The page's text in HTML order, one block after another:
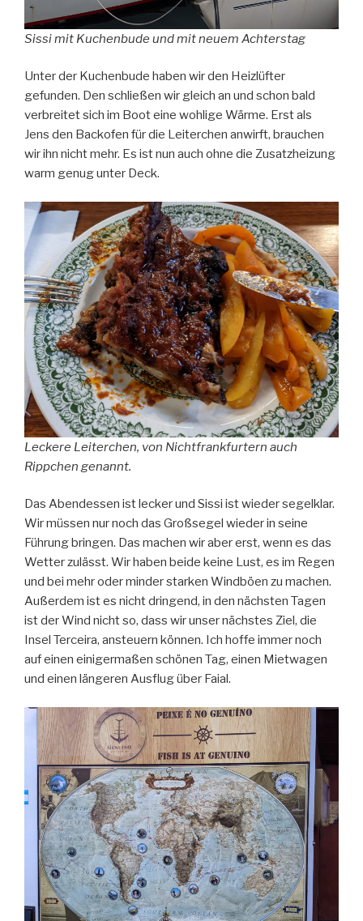
Sissi mit Kuchenbude und mit neuem Achterstag
Unter der Kuchenbude haben wir den Heizlüfter
gefunden. Den schließen wir gleich an und schon bald
verbreitet sich im Boot eine wohlige Wärme. Erst als
Jens den Backofen für die Leiterchen anwirft, brauchen
wir ihn nicht mehr. Es ist nun auch ohne die Zusatzheizung
warm genug unter Deck.
Leckere Leiterchen, von Nichtfrankfurtern auch
Rippchen genannt.
Das Abendessen ist lecker und Sissi ist wieder segelklar.
Wir müssen nur noch das Großsegel wieder in seine
Führung bringen. Das machen wir aber erst, wenn es das
Wetter zulässt. Wir haben beide keine Lust, es im Regen
und bei mehr oder minder starken Windböen zu machen.
Außerdem ist es nicht dringend, in den nächsten Tagen
ist der Wind nicht so, dass wir unser nächstes Ziel, die
Insel Terceira, ansteuern können. Ich hoffe immer noch
auf einen einigermaßen schönen Tag, einen Mietwagen
und einen längeren Ausflug über Faial.